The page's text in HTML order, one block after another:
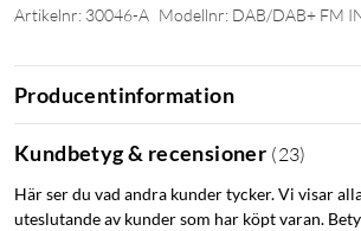
Artikelnr: 30046-A Modellnr: DAB/DAB+ FM
Producentinformation
Kundbetyg & recensioner (23)
Här ser du vad andra kunder tycker. Vi visar
uteslutande av kunder som har köpt varan.